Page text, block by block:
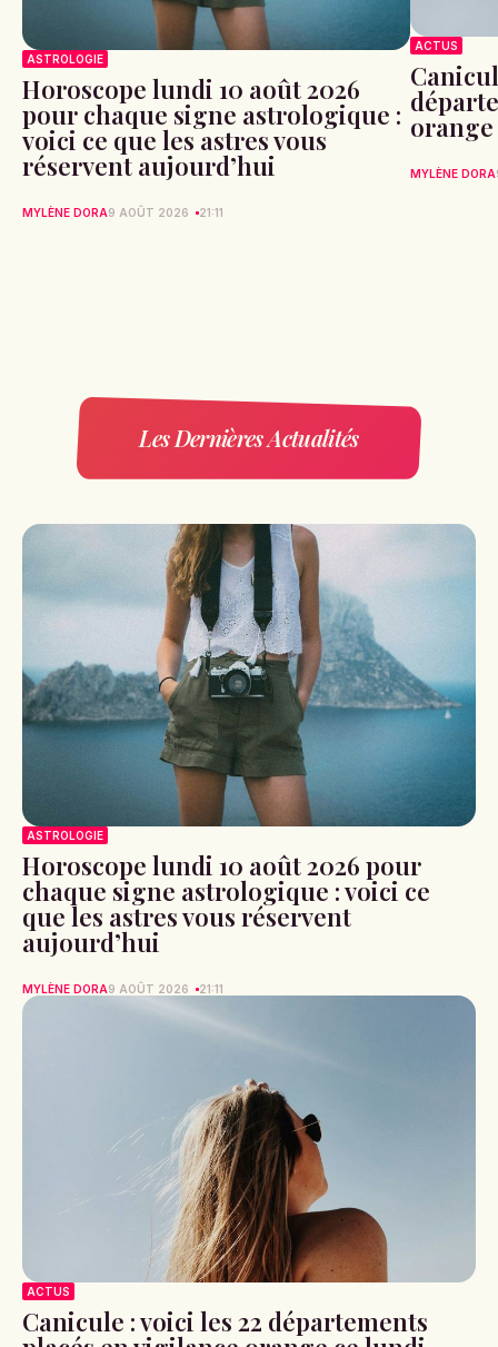
ASTROLOGIE
Horoscope lundi 10 août 2026
pour chaque signe astrologique :
voici ce que les astres vous
réservent aujourd’hui
MYLÈNE DORA9 AOÛT 2026 21:11
ACTUS
MYLÈNE DORA
Les Dernières Actualités
ASTROLOGIE
Horoscope lundi 10 août 2026 pour
chaque signe astrologique : voici ce
que les astres vous réservent
aujourd’hui
MYLÈNE DORA9 AOÛT 2026 21:11
ACTUS
Canicule : voici les 22 départements